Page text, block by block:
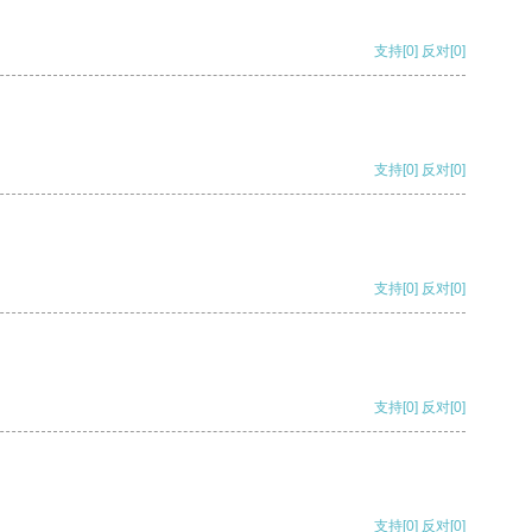
支持[0] 反对[0]
支持[0] 反对[0]
支持[0] 反对[0]
支持[0] 反对[0]
支持[0] 反对[0]